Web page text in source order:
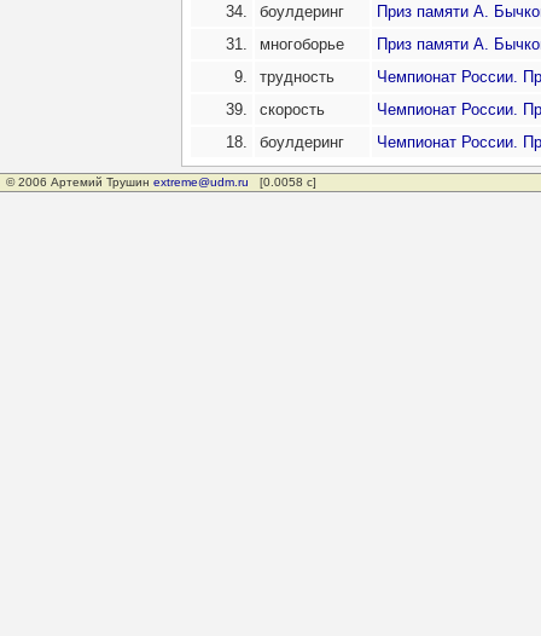
34.
боулдеринг
Приз памяти А.
31.
многоборье
Приз памяти А.
9.
трудность
Чемпионат России.
39.
скорость
Чемпионат России.
18.
боулдеринг Чемпионат России.
© 2006 Артемий Трушин extreme@udm.ru [0.0058 с]